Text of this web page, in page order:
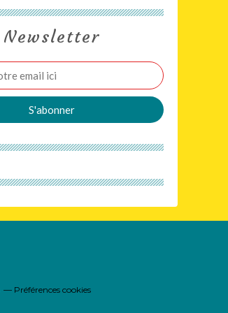
Newsletter
Préférences cookies